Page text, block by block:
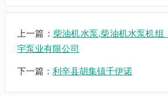
上一篇： 柴油机水泵,柴油机水泵机组
宇泵业有限公司
下一篇： 利辛县胡集镇千伊诺